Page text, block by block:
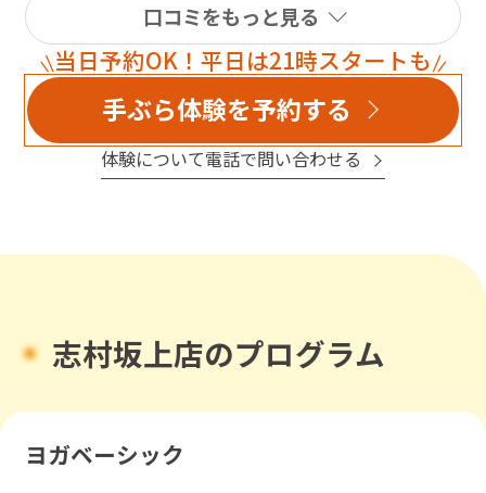
口コミをもっと見る
当日予約OK！平日は21時スタートも
手ぶら体験を予約する
体験について電話で問い合わせる
志村坂上店のプログラム
ヨガベーシック